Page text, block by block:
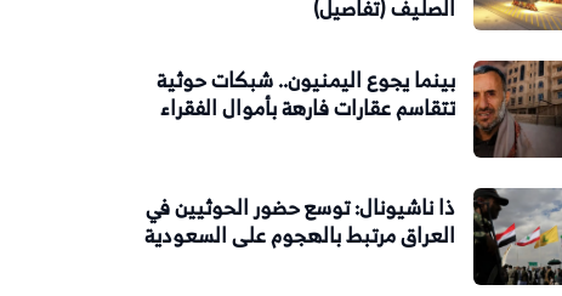
الصليف (تفاصيل)
بينما يجوع اليمنيون.. شبكات حوثية
تتقاسم عقارات فارهة بأموال الفقراء
ذا ناشيونال: توسع حضور الحوثيين في
العراق مرتبط بالهجوم على السعودية